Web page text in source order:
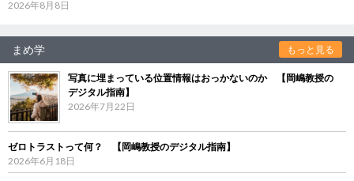
2026年8月8日
まめ学 もっと見る
写真に埋まっている位置情報はおっかないのか 【岡嶋教授の
デジタル指南】
2026年7月22日
ゼロトラストって何？ 【岡嶋教授のデジタル指南】
2026年6月18日